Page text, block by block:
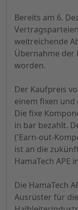
Bereits am 6.
weitreichende
Übernahme der
worden.
Der Kaufpreis
einem fixen und
Die fixe
in bar bezahlt.
('Earn-out-
ist an die
HamaTech APE
Die HamaTech
Ausrüster für